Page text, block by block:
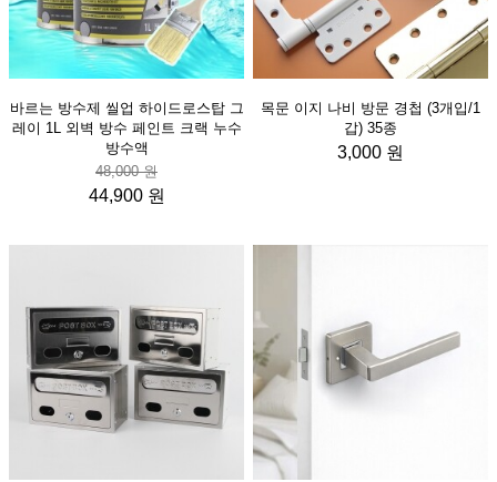
바르는 방수제 씰업 하이드로스탑 그
레이 1L 외벽 방수 페인트 크랙 누수
방수액
48,000 원
44,900 원
목문 이지 나비 방문 경첩 (3개입/1
갑) 35종
3,000 원